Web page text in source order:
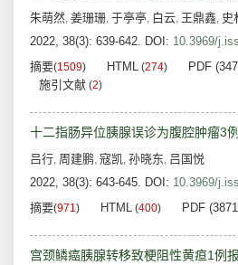
朱萌然, 姜珊珊, 于亭亭, 白云, 王鼎鑫, 史
2022, 38(3): 639-642. DOI: 10.3969/
摘要(1509) HTML (274) PDF
施引文献 (2)
十二指肠异位胰腺误诊为腹腔肿瘤3
吕行, 周建鹏, 寇凯, 孙晓东, 吕国悦
2022, 38(3): 643-645. DOI: 10.3969/
摘要(971) HTML (400) PDF
宫颈鳞癌胰腺转移致梗阻性黄疸1例